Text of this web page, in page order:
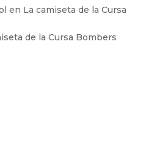
en La camiseta de la Cursa
de la Cursa Bombers